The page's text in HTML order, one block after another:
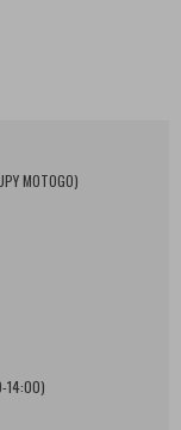
MOTOGO)
14:00)